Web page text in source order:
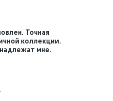
Точная
коллекции.
мне.